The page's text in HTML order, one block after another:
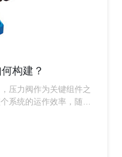
构建？
压力阀作为关键组件之
系统的运作效率，随着
，优质的售后服务也成
体系如何构建”这一主
的服务体系，以提升客